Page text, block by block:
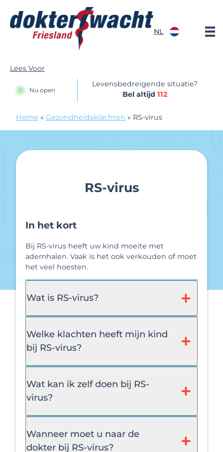
NL
Lees Voor
Nu open
Levensbedreigende situatie?
Bel altijd112
Home » Gezondheidsklachten » RS-virus
RS-virus
In het kort
Bij RS-virus heeft uw kind moeite met
ademhalen. Vaak is het ook verkouden of moet
het veel hoesten.
Wat is RS-virus?
Welke klachten heeft mijn kind
bij RS-virus?
Wat kan ik zelf doen bij RS-
virus?
Wanneer moet u naar de
dokter bij RS-virus?